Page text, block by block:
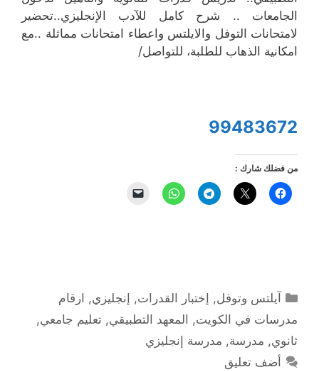
الجامعات .. شرح كامل للآدب الإنجليزي..تحضير
لامتحانات التوفل والايلتس واعطاء امتحانات مماثلة ..مع
امكانية الذهاب للطلبة، للتواصل/
99483672
من فضلك شارك :
التصنيفات
آيلتس وتوفل, إختبار القدرات, إنجليزي, ارقام
مدرسات في الكويت, المعهد التطبيقي, تعليم جامعي,
ثانوي, مدرسة, مدرسة إنجليزي
أضف تعليق